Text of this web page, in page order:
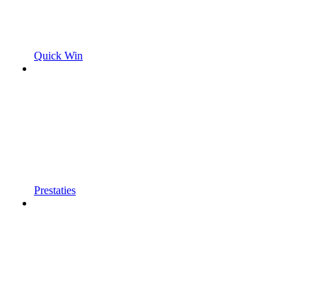
Quick Win
Prestaties